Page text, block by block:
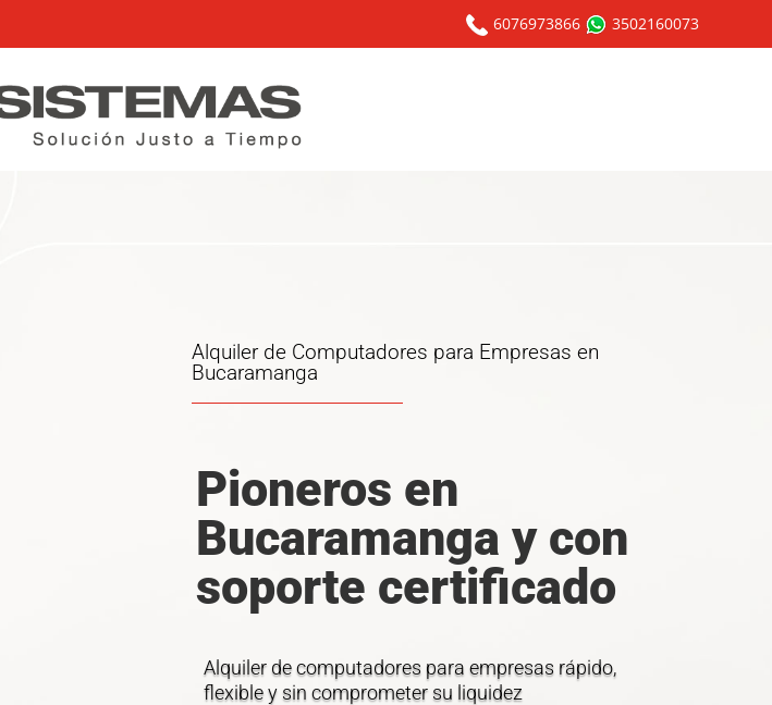
6076973866 3502160073
Alquiler de Computadores para Empresas en
Bucaramanga
Pioneros en
Bucaramanga y con
soporte certificado
Alquiler de computadores para empresas rápido,
flexible y sin comprometer su liquidez